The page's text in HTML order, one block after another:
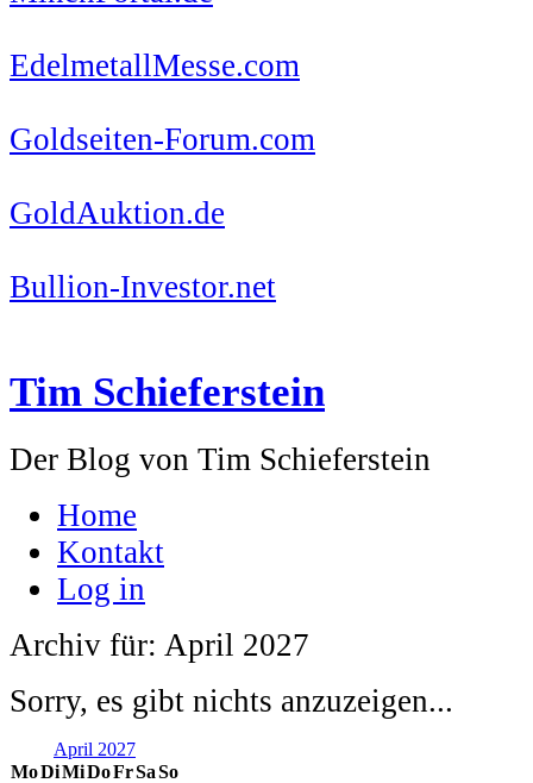
EdelmetallMesse.com
Goldseiten-Forum.com
GoldAuktion.de
Bullion-Investor.net
Tim Schieferstein
Der Blog von Tim Schieferstein
Home
Kontakt
Log in
Archiv für: April 2027
Sorry, es gibt nichts anzuzeigen...
April 2027
MoDiMiDoFrSaSo